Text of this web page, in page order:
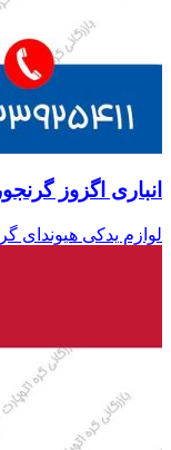
انباری اگزوز
لوازم یدکی هیوندای